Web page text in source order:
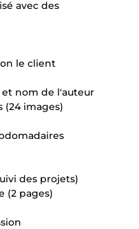
avec des
le client
et nom de l'auteur
(24 images)
des projets)
(2 pages)